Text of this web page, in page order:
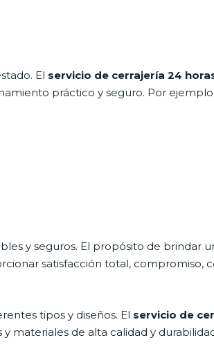
El servicio de cerrajería 24
práctico y seguro. Por ejemplo:
y seguros. El propósito de brindar
satisfacción total, compromiso,
tipos y diseños. El servicio de
materiales de alta calidad y